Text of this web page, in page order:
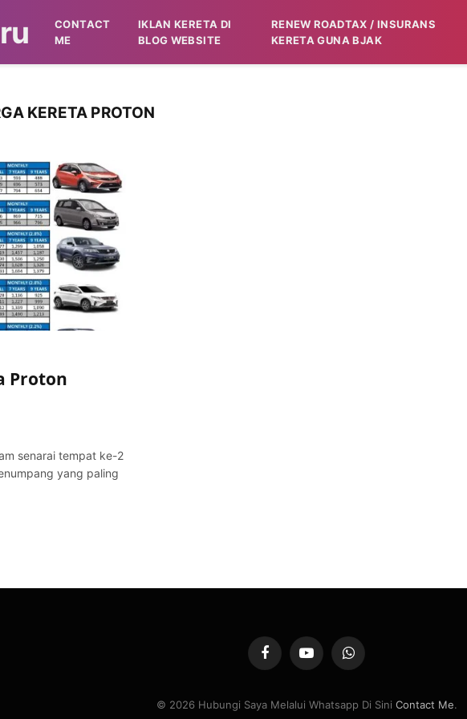
CONTACT
ME
IKLAN KERETA DI
BLOG WEBSITE
RENEW ROADTAX / INSURANS
KERETA GUNA BJAK
KERETA PROTON
Proton
senarai tempat ke-2
yang paling
FacebookYouTubeWhatsApp
© 2026 Hubungi Saya Melalui Whatsapp Di Sini Contact Me.